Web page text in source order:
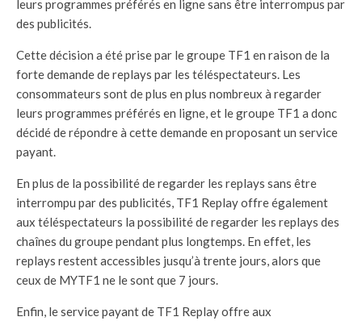
leurs programmes préférés en ligne sans être interrompus par
des publicités.
Cette décision a été prise par le groupe TF1 en raison de la
forte demande de replays par les téléspectateurs. Les
consommateurs sont de plus en plus nombreux à regarder
leurs programmes préférés en ligne, et le groupe TF1 a donc
décidé de répondre à cette demande en proposant un service
payant.
En plus de la possibilité de regarder les replays sans être
interrompu par des publicités, TF1 Replay offre également
aux téléspectateurs la possibilité de regarder les replays des
chaînes du groupe pendant plus longtemps. En effet, les
replays restent accessibles jusqu’à trente jours, alors que
ceux de MYTF1 ne le sont que 7 jours.
Enfin, le service payant de TF1 Replay offre aux